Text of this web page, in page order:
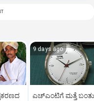
9 days ago
ಎಚ್‌ಎಂಟಿಗೆ ಮತ್ತೆ ಬಂತು